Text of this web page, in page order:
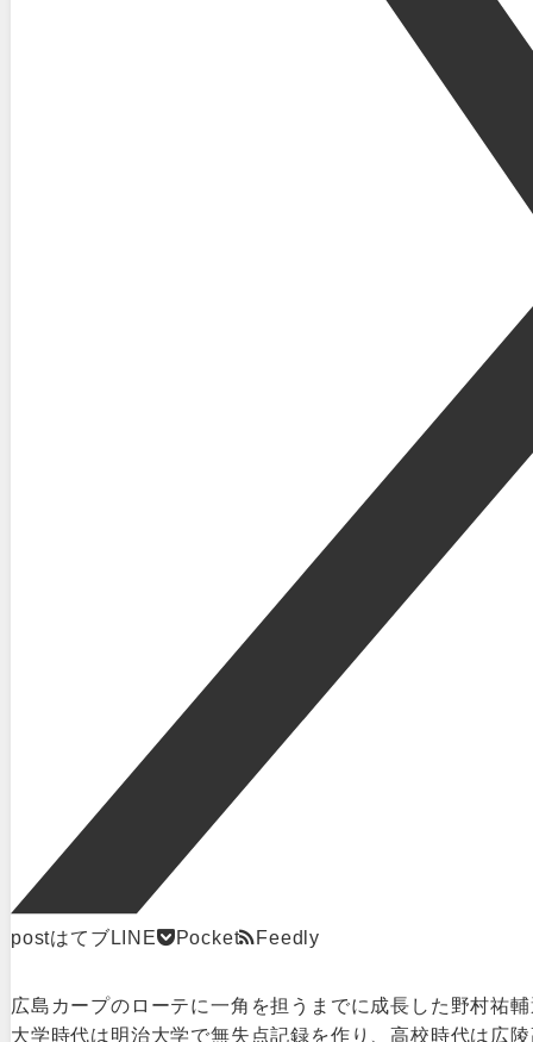
postはてブ LINE Pocket Feedly
広島カープのローテに一角を担うまでに成長した野村祐
大学時代は明治大学で無失点記録を作り、高校時代は広